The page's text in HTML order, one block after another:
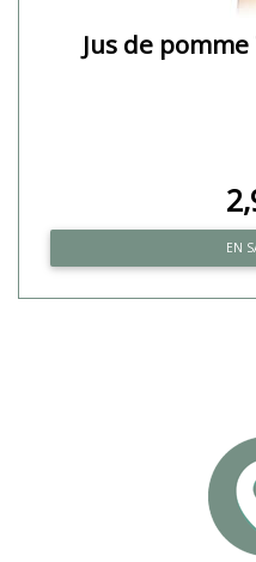
Jus de
EN